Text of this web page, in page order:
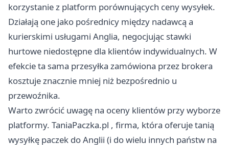
korzystanie z platform porównujących ceny wysyłek.
Działają one jako pośrednicy między nadawcą a
kurierskimi usługami Anglia, negocjując stawki
hurtowe niedostępne dla klientów indywidualnych. W
efekcie ta sama przesyłka zamówiona przez brokera
kosztuje znacznie mniej niż bezpośrednio u
przewoźnika.
Warto zwrócić uwagę na oceny klientów przy wyborze
platformy. TaniaPaczka.pl , firma, która oferuje tanią
wysyłkę paczek do Anglii (i do wielu innych państw na